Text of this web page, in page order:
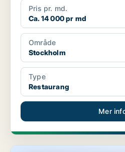
Pris pr. md.
Ca. 14 000 pr md
Område
Stockholm
Type
Restaurang
Mer
Restaurang i Stockholm